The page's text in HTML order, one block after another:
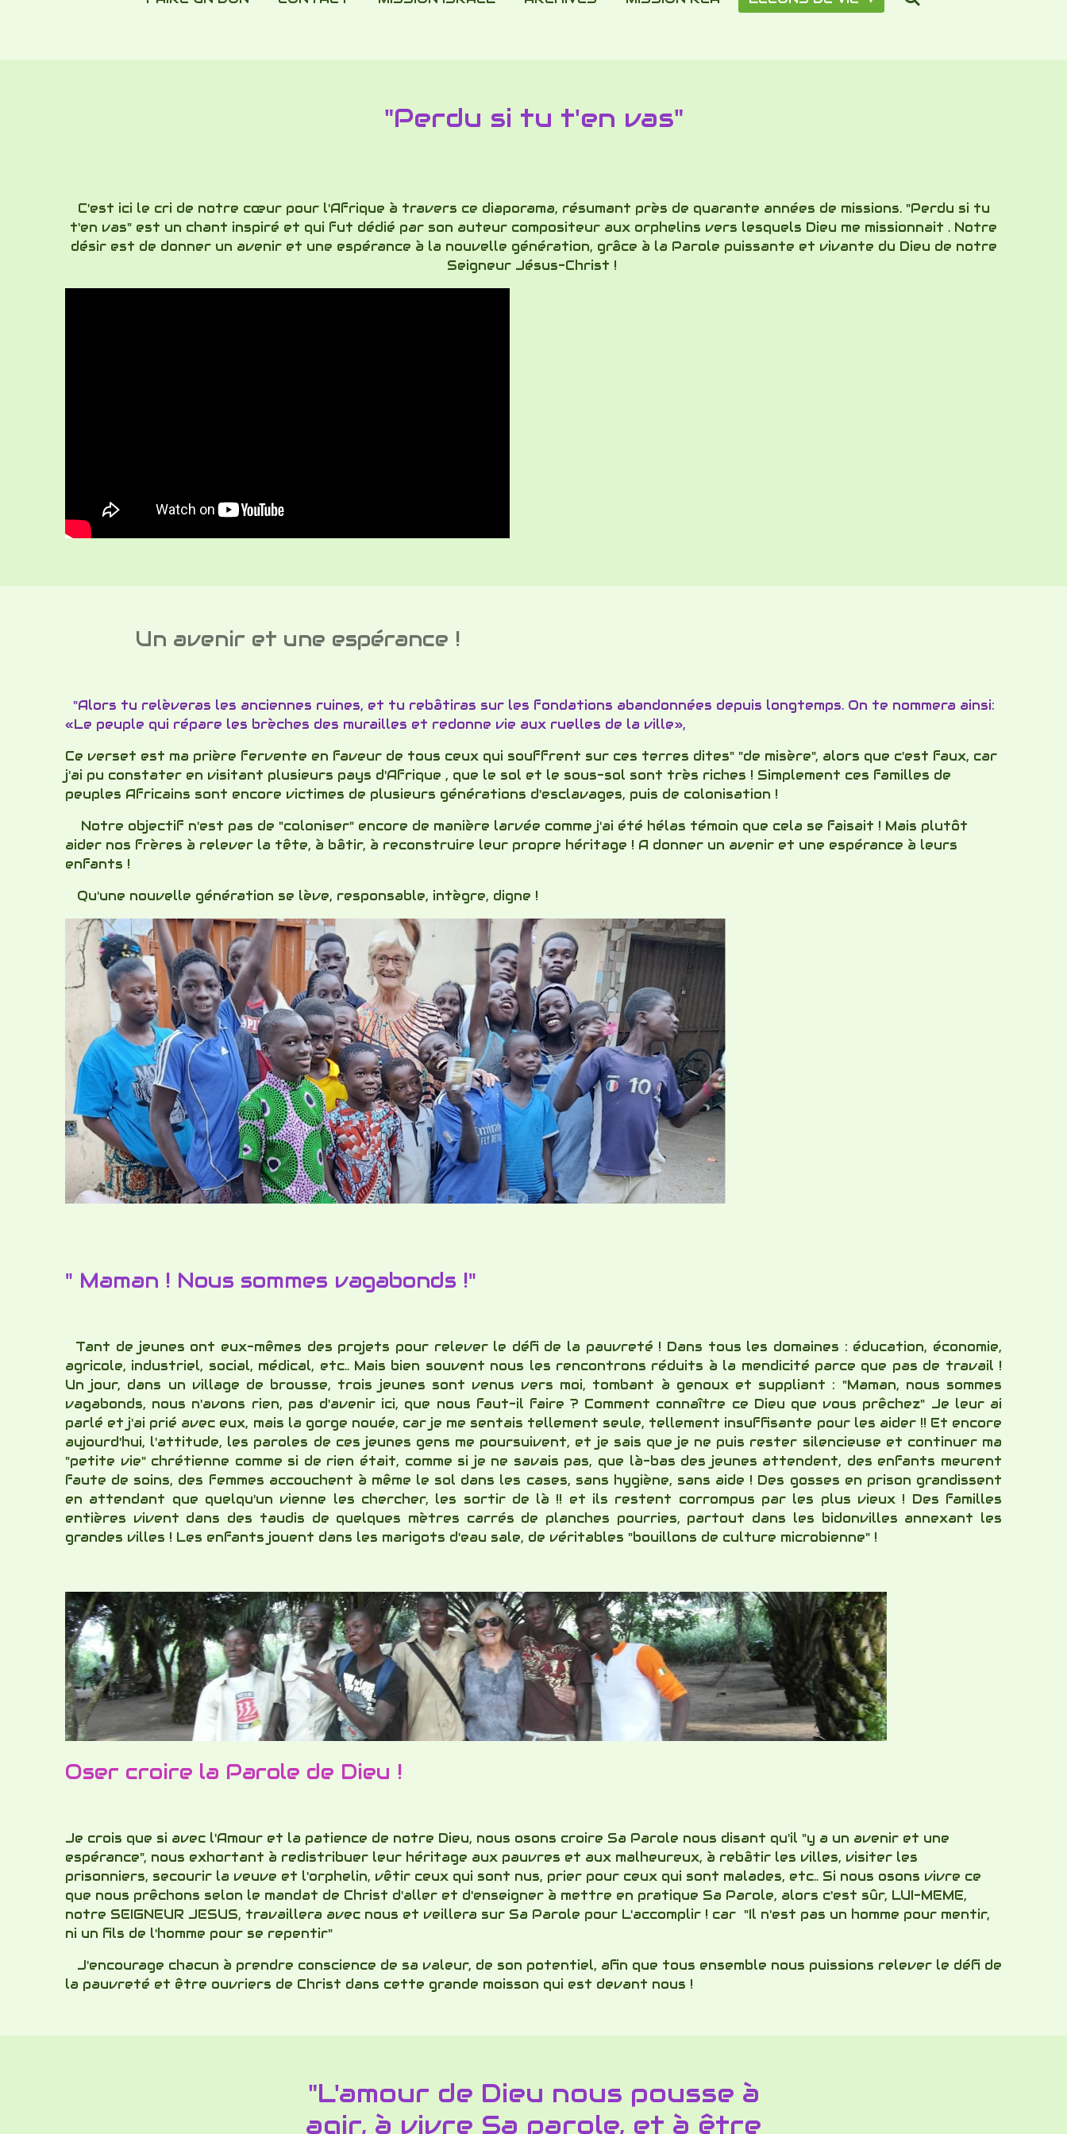
"Perdu si tu t'en vas"
C'est ici le cri de notre cœur pour l'Afrique à travers ce diaporama, résumant près de quarante années de missions. "Perdu si tu
t'en vas" est un chant inspiré et qui fut dédié par son auteur compositeur aux orphelins vers lesquels Dieu me missionnait . Notre
désir est de donner un avenir et une espérance à la nouvelle génération, grâce à la Parole puissante et vivante du Dieu de notre
Seigneur Jésus-Christ !
Un avenir et une espérance !
"Alors tu relèveras les anciennes ruines, et tu rebâtiras sur les fondations abandonnées depuis longtemps. On te nommera ainsi:
«Le peuple qui répare les brèches des murailles et redonne vie aux ruelles de la ville»,
Ce verset est ma prière fervente en faveur de tous ceux qui souffrent sur ces terres dites" "de misère", alors que c'est faux, car
j'ai pu constater en visitant plusieurs pays d'Afrique , que le sol et le sous-sol sont très riches ! Simplement ces familles de
peuples Africains sont encore victimes de plusieurs générations d'esclavages, puis de colonisation !
Notre objectif n'est pas de "coloniser" encore de manière larvée comme j'ai été hélas témoin que cela se faisait ! Mais plutôt
aider nos frères à relever la tête, à bâtir, à reconstruire leur propre héritage ! A donner un avenir et une espérance à leurs
enfants !
Qu'une nouvelle génération se lève, responsable, intègre, digne !
" Maman ! Nous sommes vagabonds !"
Tant de jeunes ont eux-mêmes des projets pour relever le défi de la pauvreté ! Dans tous les domaines : éducation, économie,
agricole, industriel, social, médical, etc.. Mais bien souvent nous les rencontrons réduits à la mendicité parce que pas de travail !
Un jour, dans un village de brousse, trois jeunes sont venus vers moi, tombant à genoux et suppliant : "Maman, nous sommes
vagabonds, nous n'avons rien, pas d'avenir ici, que nous faut-il faire ? Comment connaître ce Dieu que vous prêchez" Je leur ai
parlé et j'ai prié avec eux, mais la gorge nouée, car je me sentais tellement seule, tellement insuffisante pour les aider !! Et encore
aujourd'hui, l'attitude, les paroles de ces jeunes gens me poursuivent, et je sais que je ne puis rester silencieuse et continuer ma
"petite vie" chrétienne comme si de rien était, comme si je ne savais pas, que là-bas des jeunes attendent, des enfants meurent
faute de soins, des femmes accouchent à même le sol dans les cases, sans hygiène, sans aide ! Des gosses en prison grandissent
en attendant que quelqu'un vienne les chercher, les sortir de là !! et ils restent corrompus par les plus vieux ! Des familles
entières vivent dans des taudis de quelques mètres carrés de planches pourries, partout dans les bidonvilles annexant les
grandes villes ! Les enfants jouent dans les marigots d'eau sale, de véritables "bouillons de culture microbienne" !
Oser croire la Parole de Dieu !
Je crois que si avec l'Amour et la patience de notre Dieu, nous osons croire Sa Parole nous disant qu'il "y a un avenir et une
espérance", nous exhortant à redistribuer leur héritage aux pauvres et aux malheureux, à rebâtir les villes, visiter les
prisonniers, secourir la veuve et l'orphelin, vêtir ceux qui sont nus, prier pour ceux qui sont malades, etc.. Si nous osons vivre ce
que nous prêchons selon le mandat de Christ d'aller et d'enseigner à mettre en pratique Sa Parole, alors c'est sûr, LUI-MEME,
notre SEIGNEUR JESUS, travaillera avec nous et veillera sur Sa Parole pour L'accomplir ! car "Il n'est pas un homme pour mentir,
ni un fils de l'homme pour se repentir"
J'encourage chacun à prendre conscience de sa valeur, de son potentiel, afin que tous ensemble nous puissions relever le défi de
la pauvreté et être ouvriers de Christ dans cette grande moisson qui est devant nous !
"L'amour de Dieu nous pousse à
agir, à vivre Sa parole, et à être